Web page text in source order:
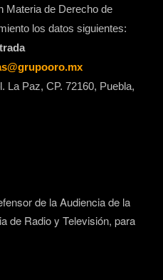
Materia de Derecho de
los datos siguientes:
La Paz, CP. 72160, Puebla,
de la Audiencia de la
de Radio y Televisión, para